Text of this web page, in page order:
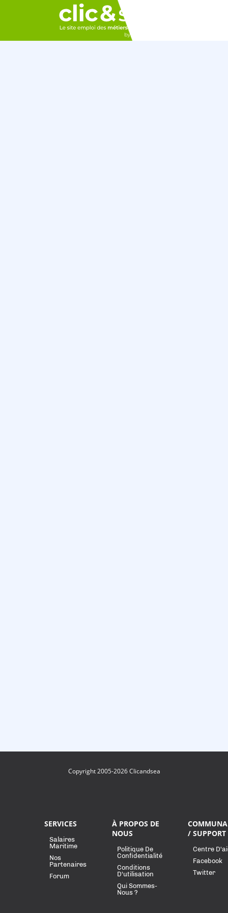
Copyright 2005-2026 Clicandsea
SERVICES
Salaires
Maritime
Nos
Partenaires
Forum
À PROPOS DE
NOUS
Politique De
Confidentialité
Conditions
D'utilisation
Qui Sommes-
Nous ?
/ SUPPORT
Centre
Facebook
Twitter